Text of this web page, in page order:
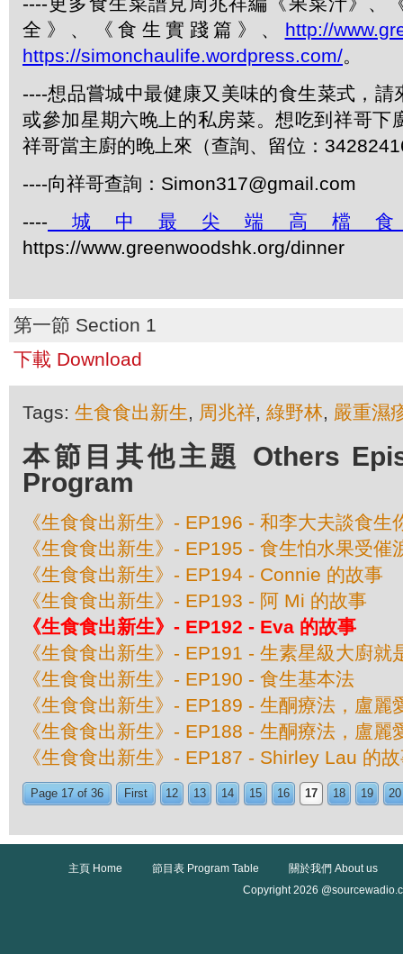
全》、《食生實踐篇》、 http://
https://simonchaulife.wordpress.com/。
----想品嘗城中最健康又美味的食生菜式，請
或參加星期六晚上的私房菜。想吃到祥哥下
祥哥當主廚的晚上來（查詢、留位：
----向祥哥查詢：Simon317@gmail.com
---- 城中最尖端高檔
https://www.greenwoodshk.org/dinner
第一節 Section 1
下載 Download
Tags: 生食食出新生, 周兆祥, 綠野林, 嚴重濕
本節目其他主題 Others
Program
《生食食出新生》- EP196 - 和李大夫談食生
《生食食出新生》- EP195 - 食生怕水果受催
《生食食出新生》- EP194 - Connie 的故事
《生食食出新生》- EP193 - 阿 Mi 的故事
《生食食出新生》- EP192 - Eva 的故事
《生食食出新生》- EP191 - 生素星級大廚就
《生食食出新生》- EP190 - 食生基本法
《生食食出新生》- EP189 - 生酮療法，盧麗
《生食食出新生》- EP188 - 生酮療法，盧麗
《生食食出新生》- EP187 - Shirley Lau 的
Page 17 of 36 First 12 13 14 15 16 17 18 19 20
主頁 Home 節目表 Program Table
關於我們 About us
Copyright 2026